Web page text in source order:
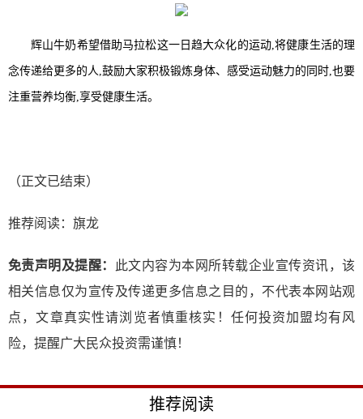
辉山牛奶希望借助马拉松这一日趋大众化的运动,将健康生活的理
念传递给更多的人,鼓励大家积极锻炼身体、感受运动魅力的同时,也要
注重营养均衡,享受健康生活。
（正文已结束）
推荐阅读： 旗龙
免责声明及提醒：
此文内容为本网所转载企业宣传资讯，该
相关信息仅为宣传及传递更多信息之目的，不代表本网站观
点，文章真实性请浏览者慎重核实！任何投资加盟均有风
险，提醒广大民众投资需谨慎！
推荐阅读